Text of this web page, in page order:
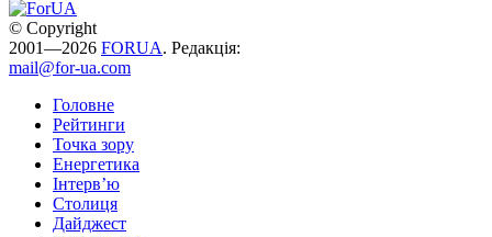
© Copyright
2001—2026 FORUA. Редакція:
mail@for-ua.com
Головне
Рейтинги
Точка зору
Енергетика
Інтерв’ю
Столиця
Дайджест